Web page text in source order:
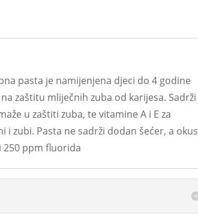
pasta je namijenjena djeci do 4 godine
zaštitu mliječnih zuba od karijesa. Sadrži
u zaštiti zuba, te vitamine A i E za
i zubi. Pasta ne sadrži dodan šećer, a okus
250 ppm fluorida